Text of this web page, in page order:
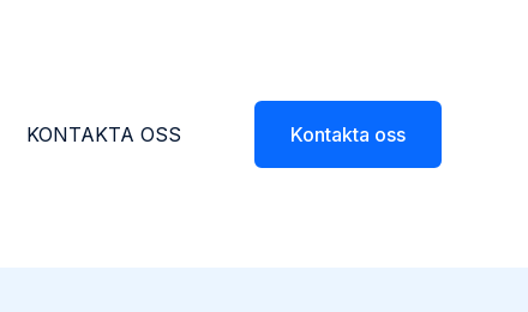
KONTAKTA OSS Kontakta oss